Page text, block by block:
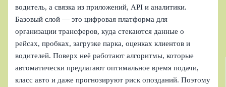
водитель, а связка из приложений, API и аналитики.
Базовый слой — это цифровая платформа для
организации трансферов, куда стекаются данные о
рейсах, пробках, загрузке парка, оценках клиентов и
водителей. Поверх неё работают алгоритмы, которые
автоматически предлагают оптимальное время подачи,
класс авто и даже прогнозируют риск опозданий. Поэтому